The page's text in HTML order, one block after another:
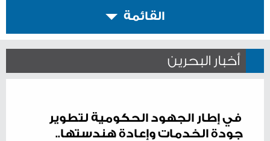
القائمة
أخبار البحرين
في إطار الجهود الحكومية لتطوير
جودة الخدمات وإعادة هندستها..